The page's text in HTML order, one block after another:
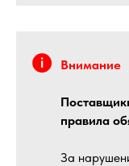
Внимание
правила
За